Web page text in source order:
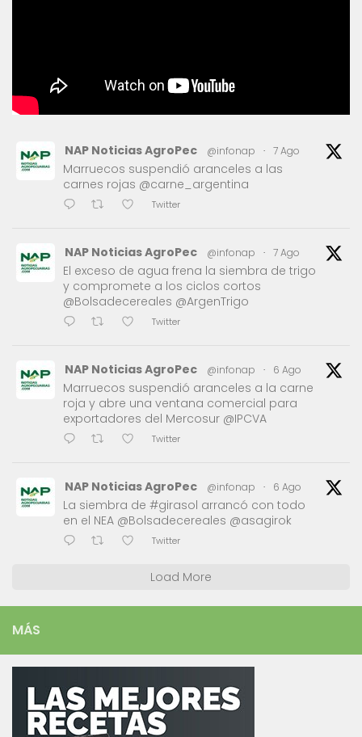
NAP Noticias AgroPec @infonap · 7 Ago
Marruecos suspendió aranceles a las
carnes rojas @carne_argentina
Twitter
NAP Noticias AgroPec @infonap · 7 Ago
El exceso de agua frena la siembra de trigo
y compromete a los ciclos cortos
@Bolsadecereales @ArgenTrigo
Twitter
NAP Noticias AgroPec @infonap · 6 Ago
Marruecos suspendió aranceles a la carne
roja y abre una ventana comercial para
exportadores del Mercosur @IPCVA
Twitter
NAP Noticias AgroPec @infonap · 6 Ago
La siembra de #girasol arrancó con todo
en el NEA @Bolsadecereales @asagirok
Twitter
Load More
MÁS